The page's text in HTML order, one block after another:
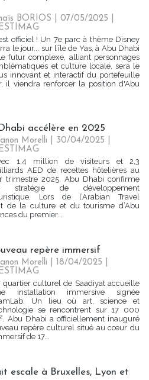
BORIOS | 07/05/2025
officiel ! Un 7e parc à thème Disney
le jour... sur l’île de Yas, à Abu Dhabi
futur complexe, alliant personnages
et culture locale, sera le
innovant et interactif du portefeuille
il viendra renforcer la position d'Abu
accélère en 2025
Morelli | 30/04/2025
1,4 million de visiteurs et 2,3
AED de recettes hôtelières au
trimestre 2025, Abu Dhabi confirme
stratégie de développement
Lors de l’Arabian Travel
de la culture et du tourisme d’Abu
du premier...
repère immersif
Morelli | 18/04/2025
quartier culturel de Saadiyat accueille
installation immersive signée
Un lieu où art, science et
se rencontrent sur 17 000
Abu Dhabi a officiellement inauguré
repère culturel situé au cœur du
de 17...
escale à Bruxelles, Lyon et